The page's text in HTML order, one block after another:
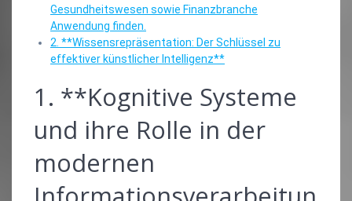
Gesundheitswesen sowie Finanzbranche
Anwendung finden.
2. **Wissensrepräsentation: Der Schlüssel zu
effektiver künstlicher Intelligenz**
1. **Kognitive Systeme
und ihre Rolle in der
modernen